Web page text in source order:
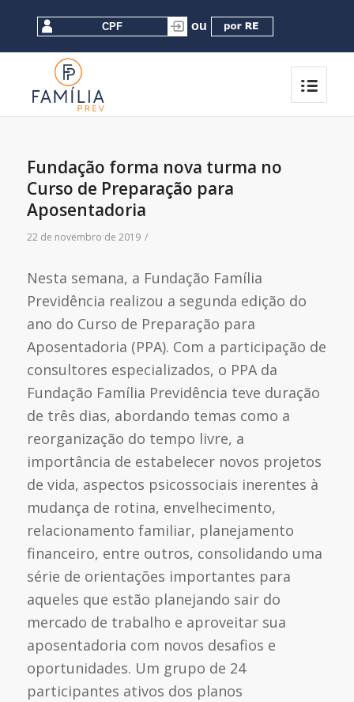
Fundação forma nova turma no
Curso de Preparação para
Aposentadoria
22 de novembro de 2019 /
Nesta semana, a Fundação Família
Previdência realizou a segunda edição do
ano do Curso de Preparação para
Aposentadoria (PPA). Com a participação de
consultores especializados, o PPA da
Fundação Família Previdência teve duração
de três dias, abordando temas como a
reorganização do tempo livre, a
importância de estabelecer novos projetos
de vida, aspectos psicossociais inerentes à
mudança de rotina, envelhecimento,
relacionamento familiar, planejamento
financeiro, entre outros, consolidando uma
série de orientações importantes para
aqueles que estão planejando sair do
mercado de trabalho e aproveitar sua
aposentadoria com novos desafios e
oportunidades. Um grupo de 24
participantes ativos dos planos